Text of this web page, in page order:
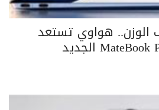
هواوي تستعد